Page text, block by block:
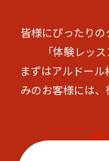
皆様にぴったり
「体験レッ
まずはアルドール
みのお客様には